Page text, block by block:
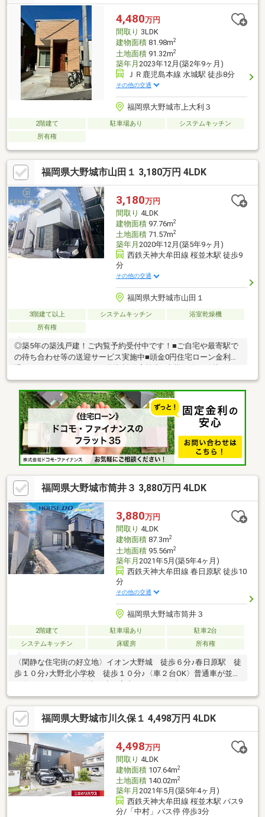
手を兼ね備え、家族みんなが快適に過ごせる間取りです♪書斎は在
宅ワークやお子さまの勉強スペースとしても活躍します。
4,480万円
間取り 3LDK
建物面積81.98m2
土地面積91.32m2
築年月 2023年12月(築2年9ヶ月)
ＪＲ鹿児島本線 水城駅 徒歩8分
その他の交通
福岡県大野城市上大利３
2階建て 駐車場あり
システムキッチン
所有権
福岡県大野城市山田１ 3,180万円 4LDK
3,180万円
間取り 4LDK
建物面積97.76m2
土地面積71.57m2
築年月 2020年12月(築5年9ヶ月)
西鉄天神大牟田線 桜並木駅 徒歩9
分
その他の交通
福岡県大野城市山田１
3階建て以上 システムキッチン
浴室乾燥機
所有権
◎築5年の築浅戸建！ご内覧予約受付中です！■ご自宅や最寄駅で
の待ち合わせ等の送迎サービス実施中■頭金0円住宅ローン金利優
リフォーム等々の面倒な諸手続き全てお任せください■住宅ロー
ン複数行一括申込可能（弊社ではローン代行0円）
福岡県大野城市筒井３ 3,880万円 4LDK
3,880万円
間取り 4LDK
建物面積87.3m2
土地面積95.56m2
築年月 2021年5月(築5年4ヶ月)
西鉄天神大牟田線 春日原駅 徒歩10
分
その他の交通
福岡県大野城市筒井３
2階建て 駐車場あり
駐車2台
システムキッチン
床暖房 所有権
〈閑静な住宅街の好立地〉イオン大野城 徒歩６分♪春日原駅 徒
歩１０分♪大野北小学校 徒歩１０分♪〈車２台OK〉普通車が並列
まお住まいいただけます。〈リビング床暖房〉足元からあたたか
い暮らしを実現♪＼充実の周辺環境♪／ミスターマックス 大野城
店 徒歩５分♪大野城市役所 徒歩７分♪上筒井ふれあい公園 徒
歩６分♪スポーツデポ 太宰府インター店 徒歩１４分♪
福岡県大野城市川久保１ 4,498万円 4LDK
4,498万円
間取り 4LDK
建物面積107.64m2
土地面積140.02m2
築年月 2021年5月(築5年4ヶ月)
西鉄天神大牟田線 桜並木駅 バス9
分/「中村」バス停 停歩3分